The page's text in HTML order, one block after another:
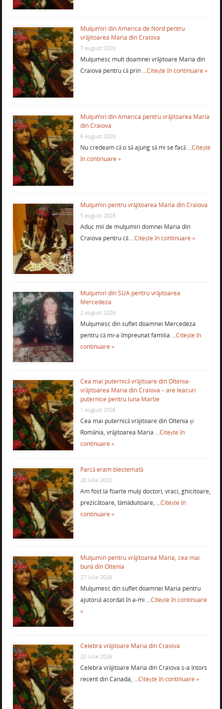
Mulţumiri din America de Nord pentru
vrăjitoarea Maria din Craiova
7 august 2026
Mulţumesc mult doamnei vrăjitoare Maria din
Craiova pentru că prin …Citește în continuare »
Mulţumiri din America pentru vrăjitoarea Maria
din Craiova
6 august 2026
Nu credeam că o să ajung să mi se facă …Citește
în continuare »
Mulţumiri pentru vrăjitoarea Maria din Craiova
5 august 2026
Aduc mii de mulţumiri domnei Maria din
Craiova pentru că …Citește în continuare »
Mulţumiri din SUA pentru vrăjitoarea
Mercedeza
2 august 2026
Mulţumesc din suflet doamnei Mercedeza
pentru că mi-a împreunat familia …Citește în
continuare »
Cea mai puternică vrăjitoare din Oltenia-
vrăjitoarea Maria din Craiova – are leacuri
puternice pentru luna Martie
1 august 2026
Cea mai puternică vrăjitoare din Oltenia și
România, vrăjitoarea Maria …Citește în
continuare »
Parcă eram blestemată
28 iulie 2026
Am fost la foarte mulţi doctori, vraci, ghicitoare,
prezicătoare, tămăduitoare, …Citește în
continuare »
Mulţumiri pentru vrăjitoarea Maria, cea mai
bună din Oltenia
27 iulie 2026
Mulţumesc din suflet doamnei Maria pentru
ajutorul acordat în a-mi …Citește în continuare
»
Celebra vrăjitoare Maria din Craiova
22 iulie 2026
Celebra vrăjitoare Maria din Craiova s-a întors
recent din Canada, …Citește în continuare »